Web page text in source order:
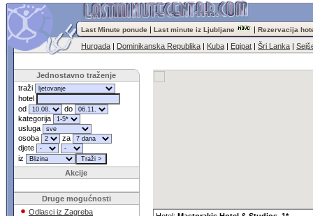
Last Minute ponude | Last minute iz Ljubljane | Rezervacija
Hurgada | Dominikanska Republika | Kuba | Egipat | Šri Lanka |
Jednostavno traženje
traži
hotel
od
do
kategorija
usluga
osoba
za
djete
iz
Akcije
Druge mogućnosti
Odlasci iz Zagreba